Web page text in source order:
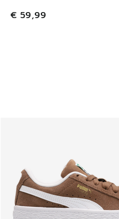
€ 59,99